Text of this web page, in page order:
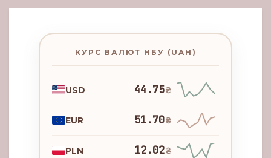
КУРС ВАЛЮТ НБУ (UAH)
USD 44.75₴
EUR 51.70₴
PLN 12.02₴